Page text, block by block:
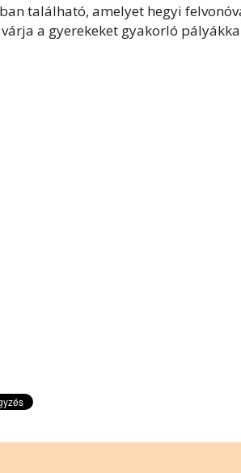
található, amelyet hegyi
a gyerekeket gyakorló